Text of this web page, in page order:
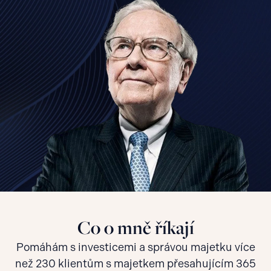
Co o mně říkají
Pomáhám s investicemi a správou majetku více
než 230 klientům s majetkem přesahujícím 365